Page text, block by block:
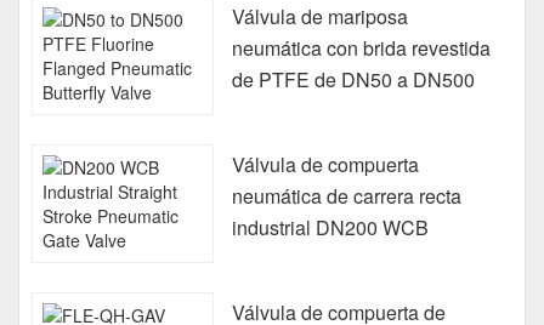
Válvula de mariposa
neumática con brida revestida
de PTFE de DN50 a DN500
Válvula de compuerta
neumática de carrera recta
industrial DN200 WCB
Válvula de compuerta de